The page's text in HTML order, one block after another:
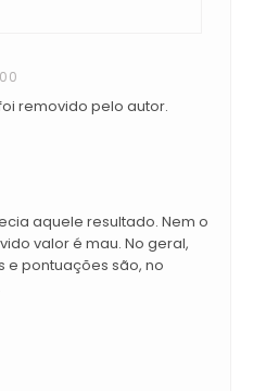
removido pelo autor.
aquele resultado. Nem o
valor é mau. No geral,
e pontuações são, no